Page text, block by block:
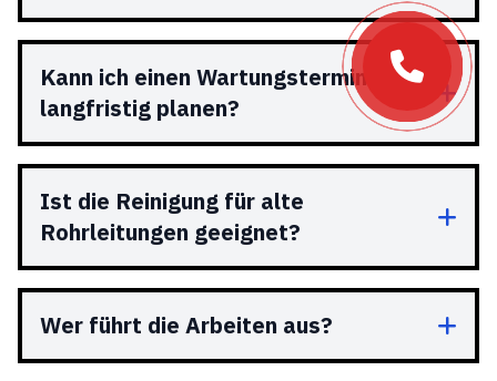
Kann ich einen Wartungstermin
langfristig planen?
Ist die Reinigung für alte
Rohrleitungen geeignet?
Wer führt die Arbeiten aus?